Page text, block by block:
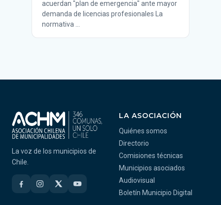
acuerdan "plan de emergencia" ante mayor
demanda de licencias profesionales La
normativa …
La voz de los municipios de
Chile.
LA ASOCIACIÓN
Quiénes somos
Directorio
Comisiones técnicas
Municipios asociados
Audiovisual
Boletín Municipio Digital